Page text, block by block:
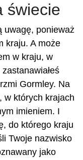
świecie
uwagę, ponieważ
kraju. A może
w kraju, w
Gormley. Na
w których krajach
imieniem. I
do którego kraju
Twoje nazwisko
jako